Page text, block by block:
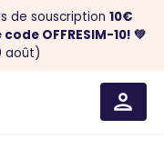
de souscription 10€
OFFRESIM-10! 💚
août)